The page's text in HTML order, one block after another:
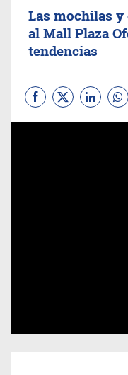
Las mochilas y
al Mall Plaza
tendencias